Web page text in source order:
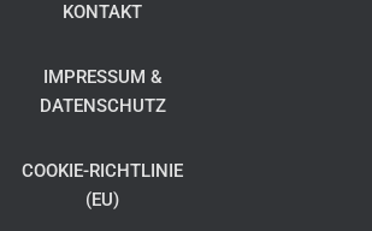
KONTAKT
IMPRESSUM &
DATENSCHUTZ
COOKIE-RICHTLINIE
(EU)